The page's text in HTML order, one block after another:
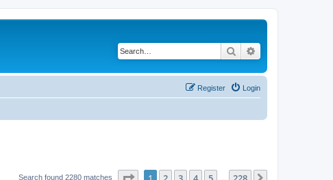
Search
Login
Register
Search found 2280 matches Page of 228